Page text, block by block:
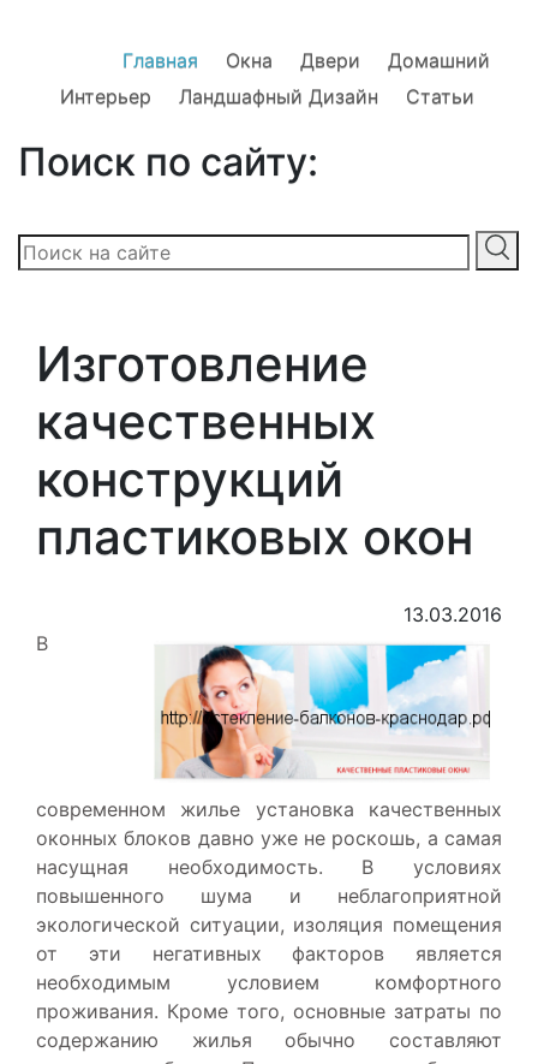
Главная Окна Двери
Домашний
Интерьер
Ландшафный Дизайн Статьи
Поиск по сайту:
Изготовление
качественных
конструкций
пластиковых окон
13.03.2016
В
современном жилье установка качественных
оконных блоков давно уже не роскошь, а самая
насущная необходимость. В условиях
повышенного шума и неблагоприятной
экологической ситуации, изоляция помещения
от эти негативных факторов является
необходимым условием комфортного
проживания. Кроме того, основные затраты по
содержанию жилья обычно составляют